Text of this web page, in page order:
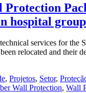
Protection
hospital group
services for the
relocated and their
, Projetos, Setor,
Wall Protection, Wall